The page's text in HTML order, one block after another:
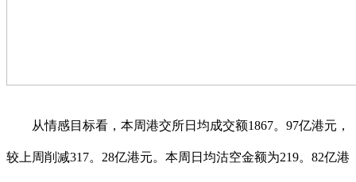
从情感目标看，本周港交所日均成交额1867。97亿港元，
较上周削减317。28亿港元。本周日均沽空金额为219。82亿港